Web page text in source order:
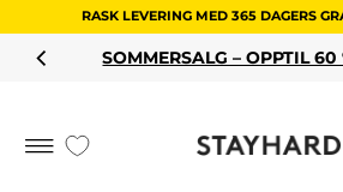
RASK LEVERING MED 365 DAGERS
SOMMERSALG – OPPTIL 60 %